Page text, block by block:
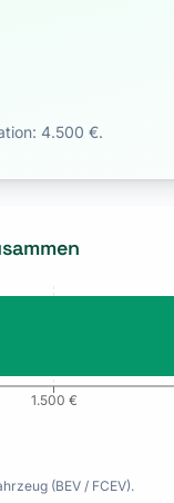
4.500 €.
1.500 €
(BEV / FCEV).